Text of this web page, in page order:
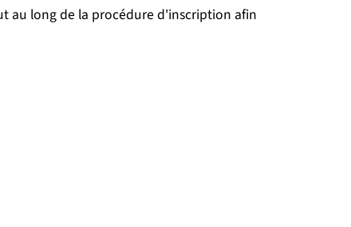
au long de la procédure d'inscription afin